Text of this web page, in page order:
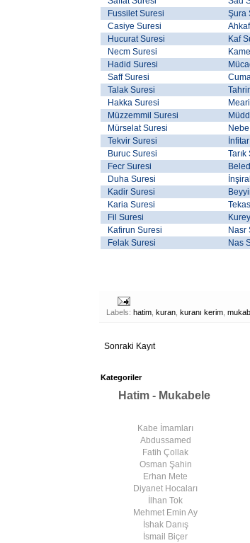
Fussilet Suresi
Şura
Casiye Suresi
Hucurat Suresi
Kaf
Necm Suresi
Hadid Suresi
Saff Suresi
Talak Suresi
Hakka Suresi
Müzzemmil Suresi
Mürselat Suresi
Tekvir Suresi
Buruc Suresi
Tarık
Fecr Suresi
Duha Suresi
Kadir Suresi
Karia Suresi
Fil Suresi
Kafirun Suresi
Nasr
Felak Suresi
Nas
Labels: hatim kuran kuranı kerim
Sonraki Kayıt
Kategoriler
Hatim - Mukabele
Kabe İmamları
Abdussamed
Fatih Çollak
Osman Şahin
Erhan Mete
Diyanet Hocaları
İlhan Tok
Mehmet Emin Ay
İshak Danış
İsmail Biçer